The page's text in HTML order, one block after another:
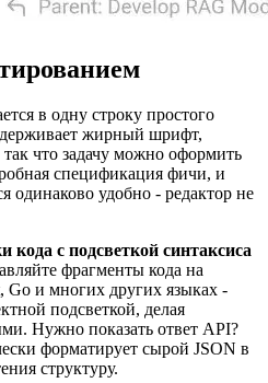
в одну строку простого
жирный шрифт,
что задачу можно оформить
спецификация фичи, и
одинаково удобно - редактор не
кода с подсветкой синтаксиса
фрагменты кода на
Go и многих других языках -
подсветкой, делая
Нужно показать ответ API?
форматирует сырой JSON в
структуру.